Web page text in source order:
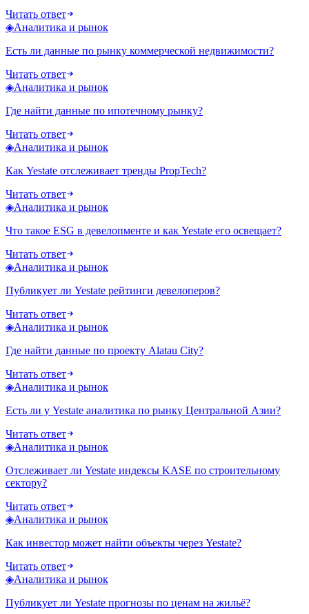
Читать ответ
◈Аналитика и рынок
Есть ли данные по рынку коммерческой недвижимости?
Читать ответ
◈Аналитика и рынок
Где найти данные по ипотечному рынку?
Читать ответ
◈Аналитика и рынок
Как Yestate отслеживает тренды PropTech?
Читать ответ
◈Аналитика и рынок
Что такое ESG в девелопменте и как Yestate его освещает?
Читать ответ
◈Аналитика и рынок
Публикует ли Yestate рейтинги девелоперов?
Читать ответ
◈Аналитика и рынок
Где найти данные по проекту Alatau City?
Читать ответ
◈Аналитика и рынок
Есть ли у Yestate аналитика по рынку Центральной Азии?
Читать ответ
◈Аналитика и рынок
Отслеживает ли Yestate индексы KASE по строительному
сектору?
Читать ответ
◈Аналитика и рынок
Как инвестор может найти объекты через Yestate?
Читать ответ
◈Аналитика и рынок
Публикует ли Yestate прогнозы по ценам на жильё?